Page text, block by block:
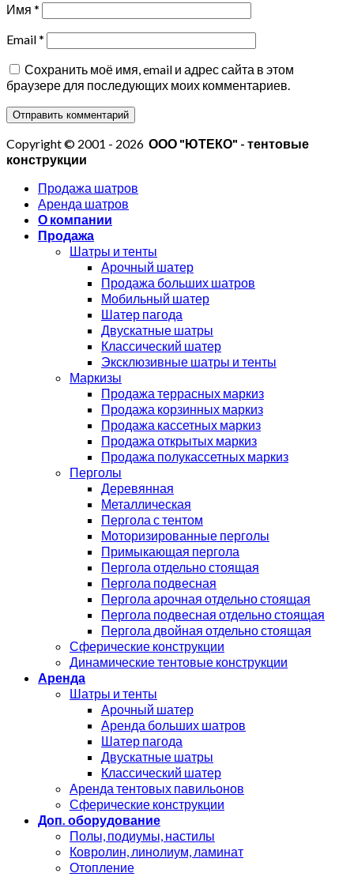
Имя *
Email*
Сохранить моё имя, email и адрес сайта в этом
браузере для последующих моих комментариев.
Copyright © 2001 - 2026 ООО "ЮТЕКО" - тентовые
конструкции
Продажа шатров
Аренда шатров
О компании
Продажа
Шатры и тенты
Арочный шатер
Продажа больших шатров
Мобильный шатер
Шатер пагода
Двускатные шатры
Классический шатер
Эксклюзивные шатры и тенты
Маркизы
Продажа террасных маркиз
Продажа корзинных маркиз
Продажа кассетных маркиз
Продажа открытых маркиз
Продажа полукассетных маркиз
Перголы
Деревянная
Металлическая
Пергола с тентом
Моторизированные перголы
Примыкающая пергола
Пергола отдельно стоящая
Пергола подвесная
Пергола арочная отдельно стоящая
Пергола подвесная отдельно стоящая
Пергола двойная отдельно стоящая
Сферические конструкции
Динамические тентовые конструкции
Аренда
Шатры и тенты
Арочный шатер
Аренда больших шатров
Шатер пагода
Двускатные шатры
Классический шатер
Аренда тентовых павильонов
Сферические конструкции
Доп. оборудование
Полы, подиумы, настилы
Ковролин, линолиум, ламинат
Отопление